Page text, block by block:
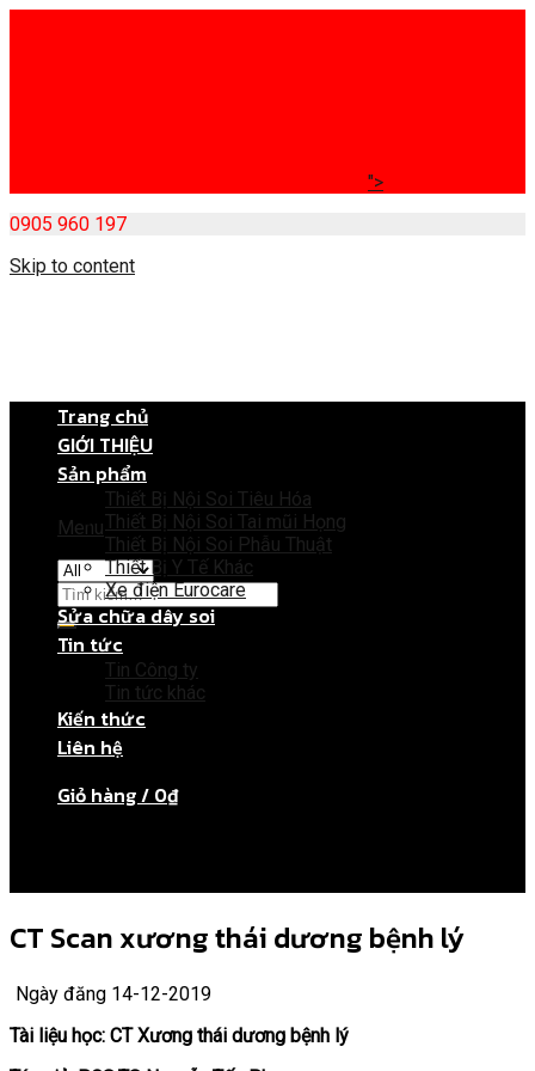
">
0905 960 197
Skip to content
Menu
Giỏ hàng
Chưa có sản phẩm trong giỏ hàng.
Trang chủ
GIỚI THIỆU
Sản phẩm
Thiết Bị Nội Soi Tiêu Hóa
Thiết Bị Nội Soi Tai mũi Họng
Thiết Bị Nội Soi Phẫu Thuật
Thiết Bị Y Tế Khác
Xe điện Eurocare
Sửa chữa dây soi
Tin tức
Tin Công ty
Tin tức khác
Kiến thức
Liên hệ
Giỏ hàng / 0₫
CT Scan xương thái dương bệnh lý
Ngày đăng 14-12-2019
Tài liệu học: CT Xương thái dương bệnh lý